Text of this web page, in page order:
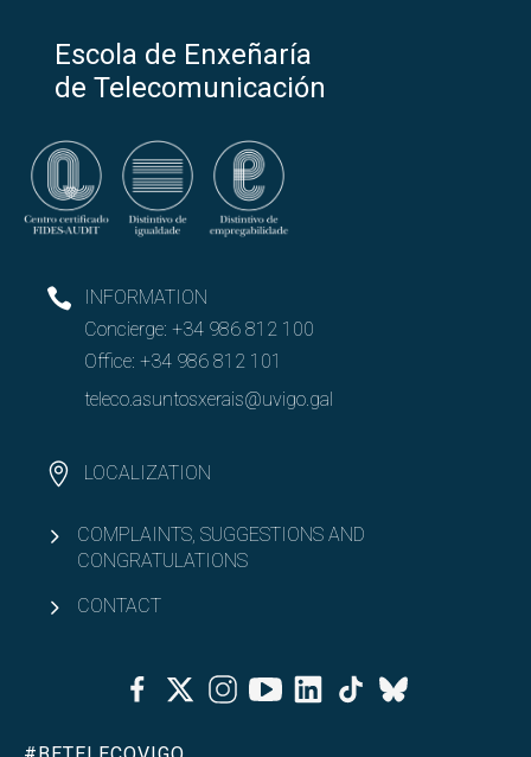
Escola de Enxeñaría
de Telecomunicación
INFORMATION
Concierge: +34 986 812 100
Office: +34 986 812 101
teleco.asuntosxerais@uvigo.gal
LOCALIZATION
COMPLAINTS, SUGGESTIONS AND
CONGRATULATIONS
CONTACT
FacebookTwitterInstagramYoutubeLinkedinTiktok
Bluesky